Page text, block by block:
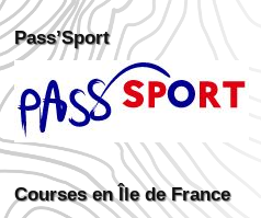
Pass’Sport
Courses en Île de France